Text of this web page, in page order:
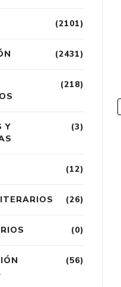
(2101)
(2431)
(218)
(3)
Y
(12)
(26)
(0)
(56)